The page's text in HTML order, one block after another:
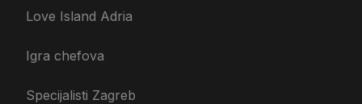
Love Island Adria
Igra chefova
Specijalisti Zagreb